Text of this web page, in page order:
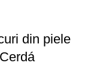
din piele